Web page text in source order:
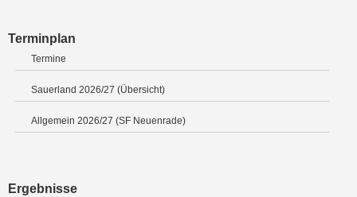
Terminplan
Termine
Sauerland 2026/27 (Übersicht)
Allgemein 2026/27 (SF Neuenrade)
Ergebnisse